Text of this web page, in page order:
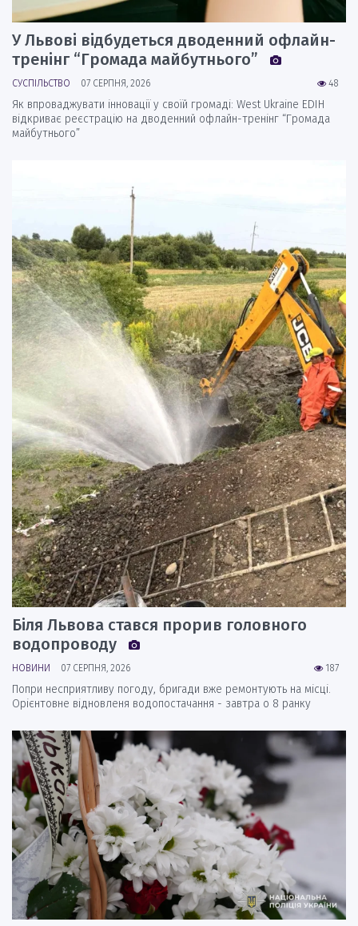
У Львові відбудеться дводенний офлайн-
тренінг “Громада майбутнього”
48
СУСПІЛЬСТВО 07 СЕРПНЯ, 2026
Як впроваджувати інновації у своїй громаді: West Ukraine EDIH
відкриває реєстрацію на дводенний офлайн-тренінг “Громада
майбутнього”
Біля Львова стався прорив головного
водопроводу
187
НОВИНИ 07 СЕРПНЯ, 2026
Попри несприятливу погоду, бригади вже ремонтують на місці.
Орієнтовне відновленя водопостачання - завтра о 8 ранку